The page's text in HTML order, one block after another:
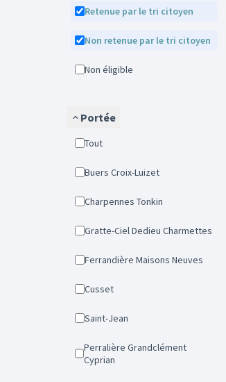
Retenue par le tri citoyen
Non retenue par le tri citoyen
Non éligible
Portée
Tout
Buers Croix-Luizet
Charpennes Tonkin
Gratte-Ciel Dedieu Charmettes
Ferrandière Maisons Neuves
Cusset
Saint-Jean
Perralière Grandclément
Cyprian